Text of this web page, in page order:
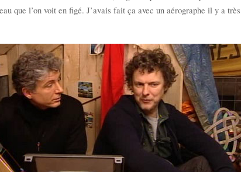
que l’on voit en figé. J’avais fait ça avec un aérographe il y a très